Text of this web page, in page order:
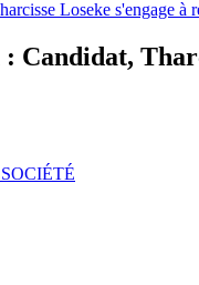
Candidat,